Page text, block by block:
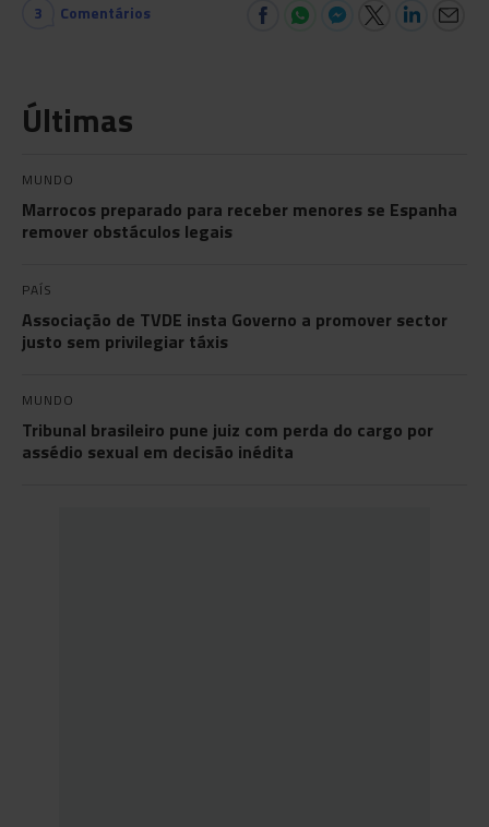
3 Comentários
Últimas
MUNDO
Marrocos preparado para receber menores se Espanha
remover obstáculos legais
PAÍS
Associação de TVDE insta Governo a promover sector
justo sem privilegiar táxis
MUNDO
Tribunal brasileiro pune juiz com perda do cargo por
assédio sexual em decisão inédita